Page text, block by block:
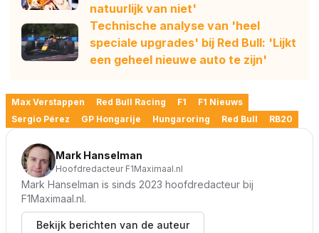
natuurlijk van niet'
Technische analyse van 'heel
speciale upgrades' bij Red Bull: 'Lijkt
een geheel nieuwe auto te zijn'
Max Verstappen Red Bull Racing F1
F1 Nieuws
Sergio Pérez
GP Hongarije Hungaroring Red Bull RB20
Mark Hanselman
Hoofdredacteur F1Maximaal.nl
Mark Hanselman is sinds 2023 hoofdredacteur bij
F1Maximaal.nl.
Bekijk berichten van de auteur